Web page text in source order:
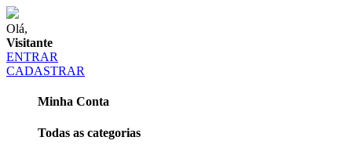
Olá,
Visitante
ENTRAR
CADASTRAR
Minha Conta
Todas as categorias